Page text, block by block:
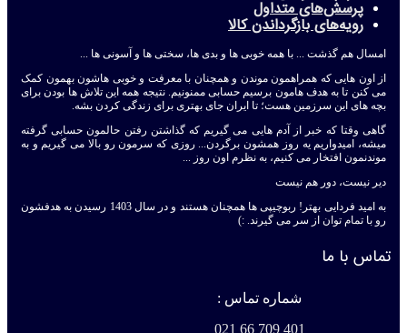
پرسش‌های متداول
رویه‌های بازگرداندن کالا
امسال هم گذشت ... با همه خوبی ها و بدی ها، سختی ها و آسونی ها ...
از اون هایی که همراهمون موندن و همچنان با معرفت و خوبی هاشون بهمون کمک
می کنن تا به هدف هامون برسیم حسابی ممنونیم. نتیجه همه این تلاش ها بودن برای
بچه های این سرزمین هست؛ تا ایران جای بهتری برای زندگی کردن بشه.
گاهی وقتا که خبر از آدم هایی می گیریم که گذاشتن رفتن حالمون حسابی گرفته
میشه، امیدواریم یه روز همشون برگردن... روزی که سرمون رو بالا می گیریم و به
موندنمون افتخار می کنیم، به نظرم اون روز ...
دیر نیست، دور هم نیست
به امید فردایی بهتر! ربوچیپی ها همچنان هستند و در سال 1403 رسیدن به هدفشون
رو با تمام توان از سر می گیرند. :)
تماس با ما
شماره تماس :
401 709 66 021